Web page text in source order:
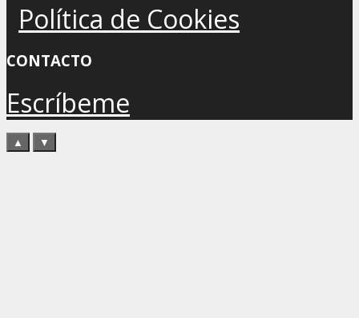
Política de Cookies
CONTACTO
Escríbeme
▲ ▼